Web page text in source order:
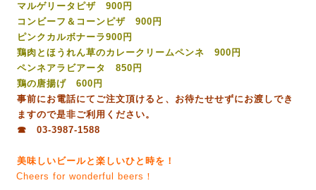
マルゲリータピザ 900円
コンビーフ＆コーンピザ 900円
ピンクカルボナーラ900円
鶏肉とほうれん草のカレークリームペンネ 900円
ペンネアラビアータ 850円
鶏の唐揚げ 600円
事前にお電話にてご注文頂けると、お待たせせずにお渡しでき
ますので是非ご利用ください。
☎ 03-3987-1588
美味しいビールと楽しいひと時を！
Cheers for wonderful beers！